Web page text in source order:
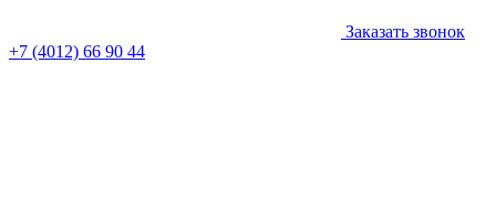
Заказать звонок
+7 (4012) 66 90 44